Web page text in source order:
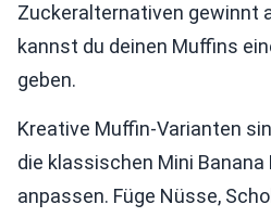
Zuckeralternativen gewinnt
kannst du deinen Muffins
geben.
Kreative Muffin-Varianten
die klassischen Mini
anpassen. Füge Nüsse,